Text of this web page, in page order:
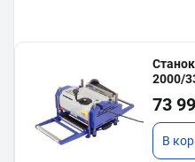
2000/
73
В